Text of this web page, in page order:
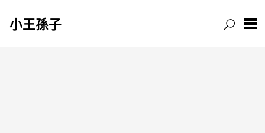
小王孫子